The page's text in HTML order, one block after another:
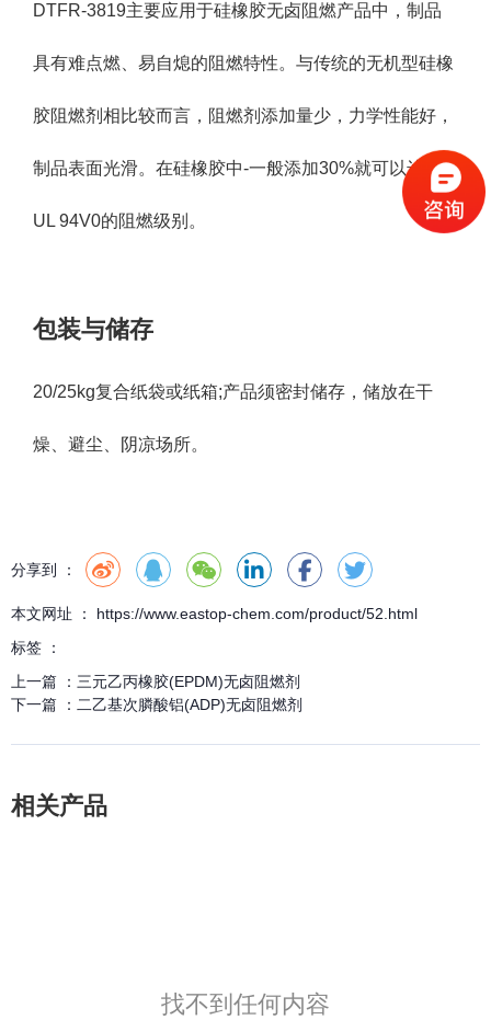
DTFR-3819主要应用于硅橡胶无卤阻燃产品中，制品
具有难点燃、易自熄的阻燃特性。与传统的无机型硅橡
胶阻燃剂相比较而言，阻燃剂添加量少，力学性能好，
制品表面光滑。在硅橡胶中-一般添加30%就可以达到
UL 94V0的阻燃级别。
包装与储存
20/25kg复合纸袋或纸箱;产品须密封储存，储放在干
燥、避尘、阴凉场所。
分享到 ：
本文网址 ： https://www.eastop-chem.com/product/52.html
标签 ：
上一篇 ： 三元乙丙橡胶(EPDM)无卤阻燃剂
下一篇 ： 二乙基次膦酸铝(ADP)无卤阻燃剂
相关产品
找不到任何内容